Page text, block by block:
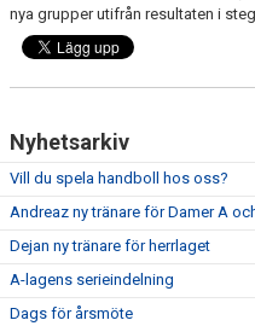
nya grupper utifrån resultaten i
Nyhetsarkiv
Vill du spela handboll hos oss?
Andreaz ny tränare för Damer A
Dejan ny tränare för herrlaget
A-lagens serieindelning
Dags för årsmöte